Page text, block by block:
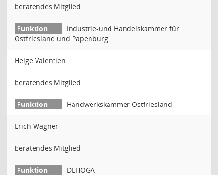
beratendes Mitglied
Industrie-und Handelskammer für
Ostfriesland und Papenburg
Helge Valentien
beratendes Mitglied
Handwerkskammer Ostfriesland
Erich Wagner
beratendes Mitglied
DEHOGA